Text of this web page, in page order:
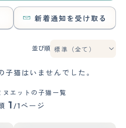
新着通知を受け取る
並び順
子猫はいませんでした。
ヌエットの子猫一覧
1 /1ページ